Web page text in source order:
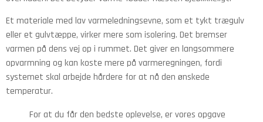
Et materiale med lav varmeledningsevne, som et tykt trægulv
eller et gulvtæppe, virker mere som isolering. Det bremser
varmen på dens vej op i rummet. Det giver en langsommere
opvarmning og kan koste mere på varmeregningen, fordi
systemet skal arbejde hårdere for at nå den ønskede
temperatur.
For at du får den bedste oplevelse, er vores opgave